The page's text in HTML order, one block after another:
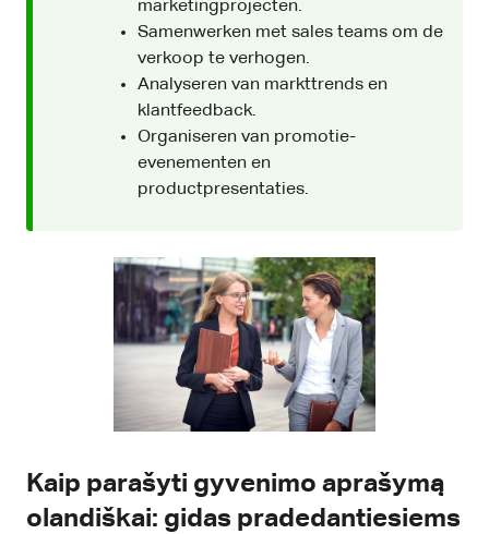
marketingprojecten.
Samenwerken met sales teams om de
verkoop te verhogen.
Analyseren van markttrends en
klantfeedback.
Organiseren van promotie-
evenementen en
productpresentaties.
Kaip parašyti gyvenimo aprašymą
olandiškai: gidas pradedantiesiems